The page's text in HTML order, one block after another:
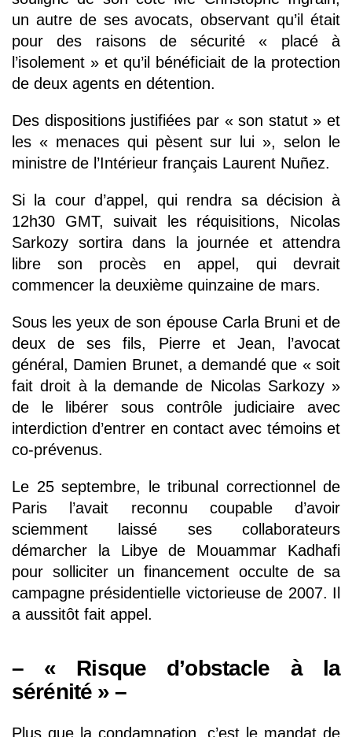
un autre de ses avocats, observant qu’il était
pour des raisons de sécurité « placé à
l’isolement » et qu’il bénéficiait de la protection
de deux agents en détention.
Des dispositions justifiées par « son statut » et
les « menaces qui pèsent sur lui », selon le
ministre de l’Intérieur français Laurent Nuñez.
Si la cour d’appel, qui rendra sa décision à
12h30 GMT, suivait les réquisitions, Nicolas
Sarkozy sortira dans la journée et attendra
libre son procès en appel, qui devrait
commencer la deuxième quinzaine de mars.
Sous les yeux de son épouse Carla Bruni et de
deux de ses fils, Pierre et Jean, l’avocat
général, Damien Brunet, a demandé que « soit
fait droit à la demande de Nicolas Sarkozy »
de le libérer sous contrôle judiciaire avec
interdiction d’entrer en contact avec témoins et
co-prévenus.
Le 25 septembre, le tribunal correctionnel de
Paris l’avait reconnu coupable d’avoir
sciemment laissé ses collaborateurs
démarcher la Libye de Mouammar Kadhafi
pour solliciter un financement occulte de sa
campagne présidentielle victorieuse de 2007. Il
a aussitôt fait appel.
– « Risque d’obstacle à la
sérénité » –
Plus que la condamnation, c’est le mandat de